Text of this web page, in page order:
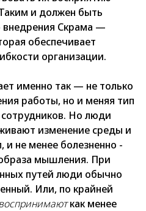
и должен быть
внедрения Скрама —
обеспечивает
организации.
именно так — не только
работы, но и меняя тип
Но люди
изменение среды и
и не менее болезненно -
мышления. При
путей люди обычно
Или, по крайней
как менее